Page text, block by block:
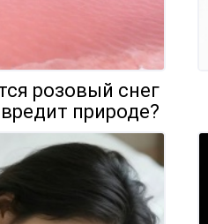
розовый снег
природе?